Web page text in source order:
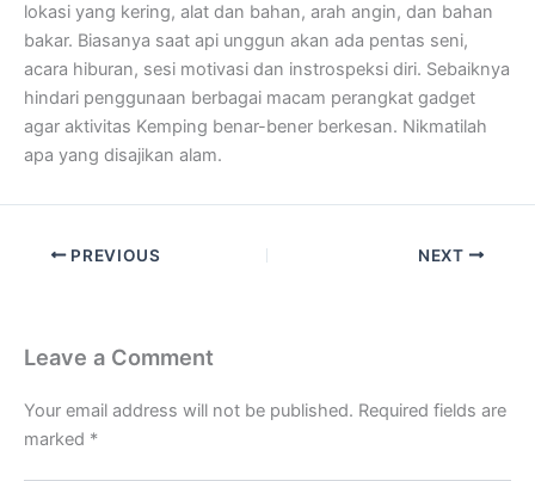
lokasi yang kering, alat dan bahan, arah angin, dan bahan
bakar. Biasanya saat api unggun akan ada pentas seni,
acara hiburan, sesi motivasi dan instrospeksi diri. Sebaiknya
hindari penggunaan berbagai macam perangkat gadget
agar aktivitas Kemping benar-bener berkesan. Nikmatilah
apa yang disajikan alam.
PREVIOUS NEXT
Leave a Comment
Your email address will not be published. Required fields are
marked *